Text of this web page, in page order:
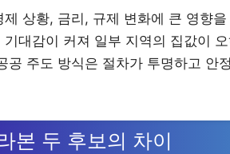
제 상황, 금리, 규제 변화에 큰 영향
대감이 커져 일부 지역의 집값이
공 주도 방식은 절차가 투명하고 안
본 두 후보의 차이